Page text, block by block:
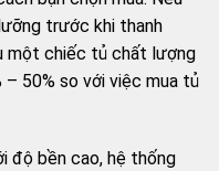
trước khi thanh
một chiếc tủ chất lượng
50% so với việc mua tủ
độ bền cao, hệ thống